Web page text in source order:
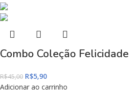
Combo Coleção Felicidade
R$45,00 R$5,90
Adicionar ao carrinho